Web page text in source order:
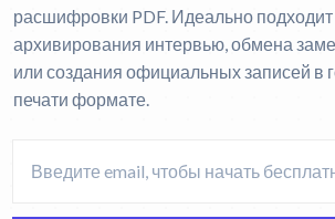
расшифровки PDF. Идеально подходит
архивирования интервью, обмена
или создания официальных записей в
печати формате.